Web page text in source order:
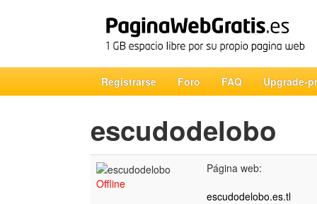
Registrarse Foro FAQ Upgrade-
escudodelobo
Offline
Página web:
escudodelobo.es.tl